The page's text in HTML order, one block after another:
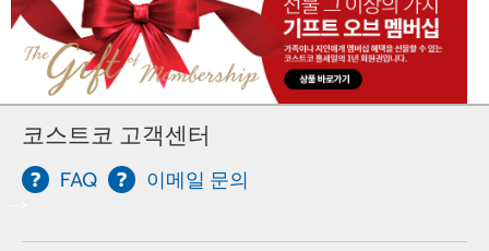
코스트코 고객센터
FAQ 이메일 문의